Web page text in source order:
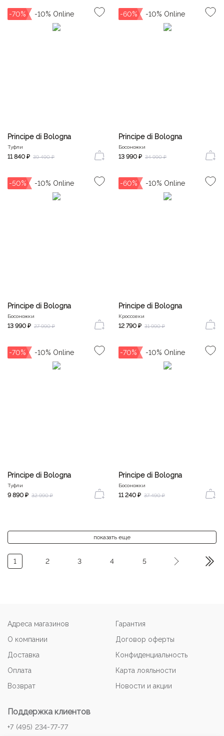
-70%
Principe di Bologna
Туфли
11 840 ₽ 39 490 ₽
-60%
Principe di Bologna
Босоножки
13 990 ₽ 34 990 ₽
-50%
Principe di Bologna
Босоножки
13 990 ₽ 27 990 ₽
-60%
Principe di Bologna
Кроссовки
12 790 ₽ 31 990 ₽
-70%
Principe di Bologna
Туфли
9 890 ₽ 32 990 ₽
-70%
Principe di Bologna
Босоножки
11 240 ₽ 37 490 ₽
показать еще
1 2 3 4 5
Адреса магазинов
О компании
Доставка
Оплата
Возврат
Гарантия
Договор оферты
Конфиденциальность
Карта лояльности
Новости и акции
Поддержка клиентов
+7 (495) 234-77-77